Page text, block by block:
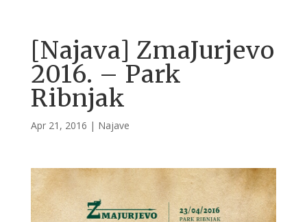
[Najava] ZmaJurjevo
2016. – Park
Ribnjak
Apr 21, 2016 | Najave